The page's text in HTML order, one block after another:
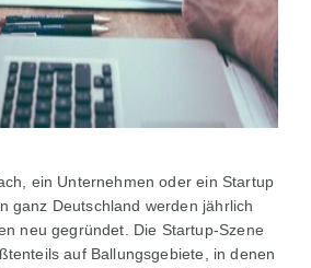
ein Unternehmen oder ein Startup
ganz Deutschland werden jährlich
neu gegründet. Die Startup-Szene
auf Ballungsgebiete, in denen